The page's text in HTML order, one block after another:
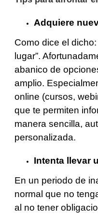
Adquiere
Como dice el
lugar”.
abanico de
amplio.
online (cursos,
que te permiten
manera sencilla,
personalizada.
Intenta llevar
En un periodo de
normal que no
al no tener